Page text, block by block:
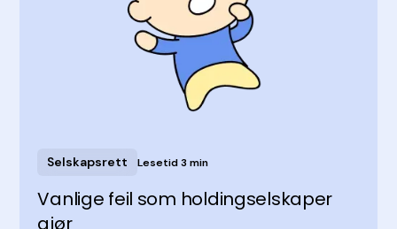
Selskapsrett Lesetid 3 min
Vanlige feil som holdingselskaper